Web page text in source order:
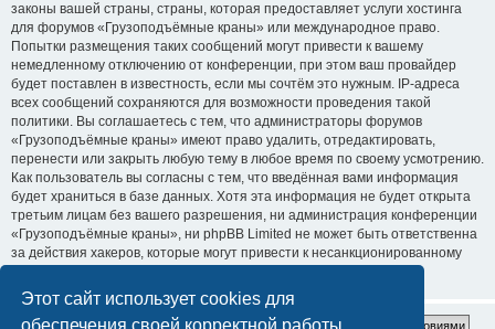
Этот сайт использует cookies для
обеспечения своей корректной работы.
законы вашей страны, страны, которая предоставляет услуги хостинга
для форумов «Грузоподъёмные краны» или международное право.
Попытки размещения таких сообщений могут привести к вашему
немедленному отключению от конференции, при этом ваш провайдер
будет поставлен в известность, если мы сочтём это нужным. IP-адреса
всех сообщений сохраняются для возможности проведения такой
политики. Вы соглашаетесь с тем, что администраторы форумов
«Грузоподъёмные краны» имеют право удалить, отредактировать,
перенести или закрыть любую тему в любое время по своему усмотрению.
Как пользователь вы согласны с тем, что введённая вами информация
будет храниться в базе данных. Хотя эта информация не будет открыта
третьим лицам без вашего разрешения, ни администрация конференции
«Грузоподъёмные краны», ни phpBB Limited не может быть ответственна
за действия хакеров, которые могут привести к несанкционированному